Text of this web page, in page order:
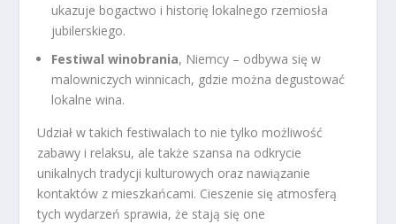
ukazuje bogactwo i historię lokalnego rzemiosła
jubilerskiego.
Festiwal winobrania, Niemcy – odbywa się w
malowniczych winnicach, gdzie można degustować
lokalne wina.
Udział w takich festiwalach to nie tylko możliwość
zabawy i relaksu, ale także szansa na odkrycie
unikalnych tradycji kulturowych oraz nawiązanie
kontaktów z mieszkańcami. Cieszenie się atmosferą
tych wydarzeń sprawia, że stają się one